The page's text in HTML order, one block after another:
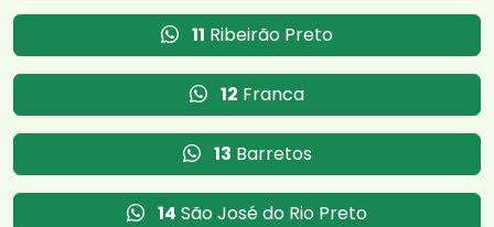
11 Ribeirão Preto
12 Franca
13 Barretos
14 São José do Rio Preto